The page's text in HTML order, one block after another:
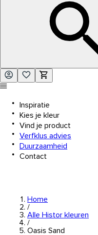
Inspiratie
Kies je kleur
Vind je product
Verfklus advies
Duurzaamheid
Contact
Home
/
Alle Histor kleuren
/
Oasis Sand